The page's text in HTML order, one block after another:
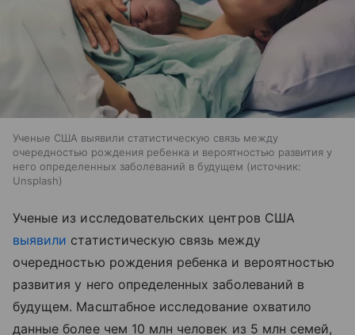
Ученые США выявили статистическую связь между
очередностью рождения ребенка и вероятностью развития у
него определенных заболеваний в будущем
источник:
Unsplash
Ученые из исследовательских центров США
выявили статистическую связь между
очередностью рождения ребенка и вероятностью
развития у него определенных заболеваний в
будущем. Масштабное исследование охватило
данные более чем 10 млн человек из 5 млн семей,